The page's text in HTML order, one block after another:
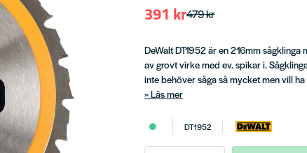
479 kr
391 kr
DeWalt DT1952 är en 216mm
av grovt virke med ev. spikar i.
inte behöver såga så mycket men vill
Läs mer
DT1952